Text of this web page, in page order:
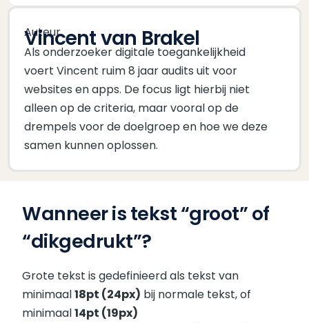
Auteur
Vincent van Brakel
Als onderzoeker digitale toegankelijkheid
voert Vincent ruim 8 jaar audits uit voor
websites en apps. De focus ligt hierbij niet
alleen op de criteria, maar vooral op de
drempels voor de doelgroep en hoe we deze
samen kunnen oplossen.
Wanneer is tekst “groot” of
“dikgedrukt”?
Grote tekst is gedefinieerd als tekst van
minimaal18pt (24px) bij normale tekst, of
minimaal14pt (19px)